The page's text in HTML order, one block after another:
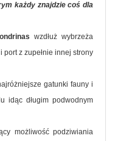
każdy znajdzie coś dla
wzdłuż wybrzeża
port z zupełnie innej strony
gatunki fauny i
idąc długim podwodnym
możliwość podziwiania